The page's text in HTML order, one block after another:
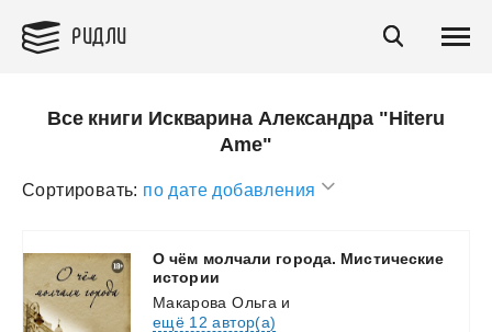
РИДЛИ
Все книги Искварина Александра "Hiteru
Ame"
Сортировать: по дате добавления
О чём молчали города. Мистические
истории
Макарова Ольга и
ещё 12 автор(а)